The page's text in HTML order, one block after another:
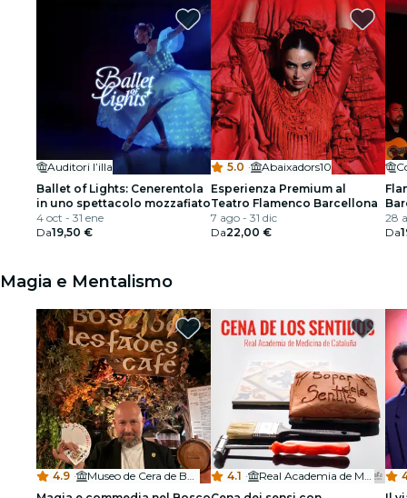
Auditori l’illa
Ballet of Lights: Cenerentola
in uno spettacolo mozzafiato
4 oct - 31 ene
Da19,50 €
5.0 ·
Abaixadors10
Esperienza Premium al
Teatro Flamenco Barcellona
7 ago - 31 dic
Da22,00 €
28
Da
Magia e Mentalismo
4.9 ·
Museo de Cera de Barcelona
4.1 ·
Real Academia de Medicina de Cataluña